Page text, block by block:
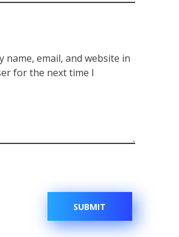
name, email, and website in
for the next time I